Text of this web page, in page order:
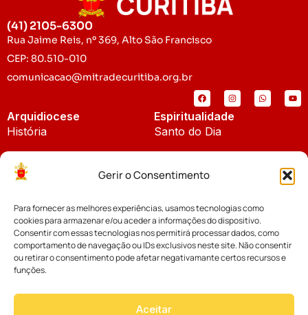
Gerir o Consentimento
Para fornecer as melhores experiências, usamos tecnologias como
cookies para armazenar e/ou aceder a informações do dispositivo.
Consentir com essas tecnologias nos permitirá processar dados, como
comportamento de navegação ou IDs exclusivos neste site. Não consentir
ou retirar o consentimento pode afetar negativamante certos recursos e
funções.
Aceitar
(41) 2105-6300
Rua Jaime Reis, nº 369, Alto São Francisco
CEP: 80.510-010
comunicacao@mitradecuritiba.org.br
Arquidiocese
História
Padroeira
Espiritualidade
Santo do Dia
Notícias
Notícias da Arquidiocese
Notícias Cáritas
Cúria Diocesana
Fundo Diocesano
Vicariatos da Educação